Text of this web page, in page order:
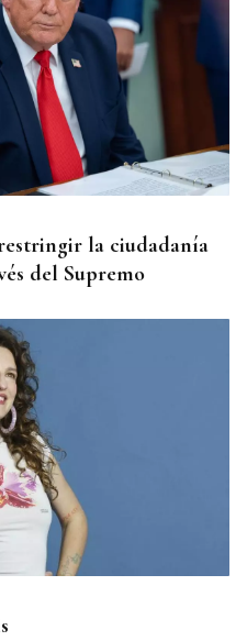
la ciudadanía
del Supremo